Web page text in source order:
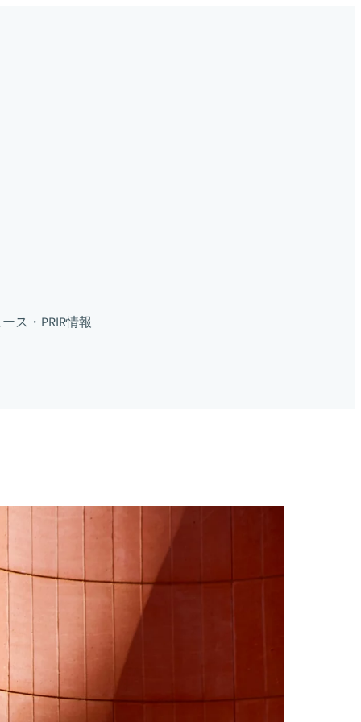
ス・PRIR情報